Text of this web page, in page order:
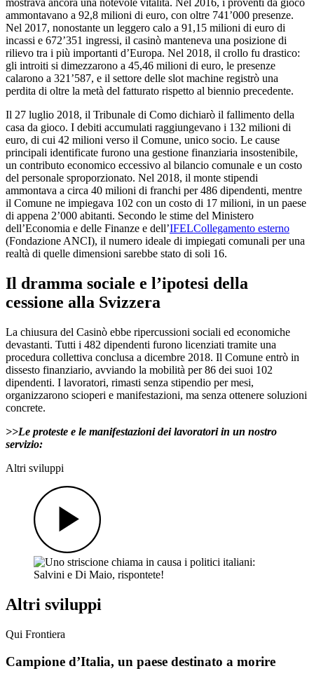
mostrava ancora una notevole vitalità. Nel 2016, i proventi da gioco
ammontavano a 92,8 milioni di euro, con oltre 741’000 presenze.
Nel 2017, nonostante un leggero calo a 91,15 milioni di euro di
incassi e 672’351 ingressi, il casinò manteneva una posizione di
rilievo tra i più importanti d’Europa. Nel 2018, il crollo fu drastico:
gli introiti si dimezzarono a 45,46 milioni di euro, le presenze
calarono a 321’587, e il settore delle slot machine registrò una
perdita di oltre la metà del fatturato rispetto al biennio precedente.
Il 27 luglio 2018, il Tribunale di Como dichiarò il fallimento della
casa da gioco. I debiti accumulati raggiungevano i 132 milioni di
euro, di cui 42 milioni verso il Comune, unico socio. Le cause
principali identificate furono una gestione finanziaria insostenibile,
un contributo economico eccessivo al bilancio comunale e un costo
del personale sproporzionato. Nel 2018, il monte stipendi
ammontava a circa 40 milioni di franchi per 486 dipendenti, mentre
il Comune ne impiegava 102 con un costo di 17 milioni, in un paese
di appena 2’000 abitanti. Secondo le stime del Ministero
dell’Economia e delle Finanze e dell’IFELCollegamento esterno
(Fondazione ANCI), il numero ideale di impiegati comunali per una
realtà di quelle dimensioni sarebbe stato di soli 16.
Il dramma sociale e l’ipotesi della
cessione alla Svizzera
La chiusura del Casinò ebbe ripercussioni sociali ed economiche
devastanti. Tutti i 482 dipendenti furono licenziati tramite una
procedura collettiva conclusa a dicembre 2018. Il Comune entrò in
dissesto finanziario, avviando la mobilità per 86 dei suoi 102
dipendenti. I lavoratori, rimasti senza stipendio per mesi,
organizzarono scioperi e manifestazioni, ma senza ottenere soluzioni
concrete.
>>Le proteste e le manifestazioni dei lavoratori in un nostro
servizio:
Altri sviluppi
Altri sviluppi
Qui Frontiera
Campione d’Italia, un paese destinato a morire